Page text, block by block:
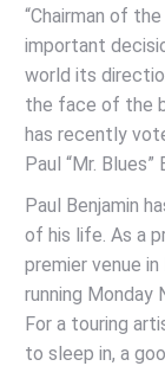
“Chairman of
important
world its
the face of the
has recently
Paul “Mr. Blues”
Paul Benjamin
of his life. As a
premier venue
running Monday
For a touring
to sleep in, a